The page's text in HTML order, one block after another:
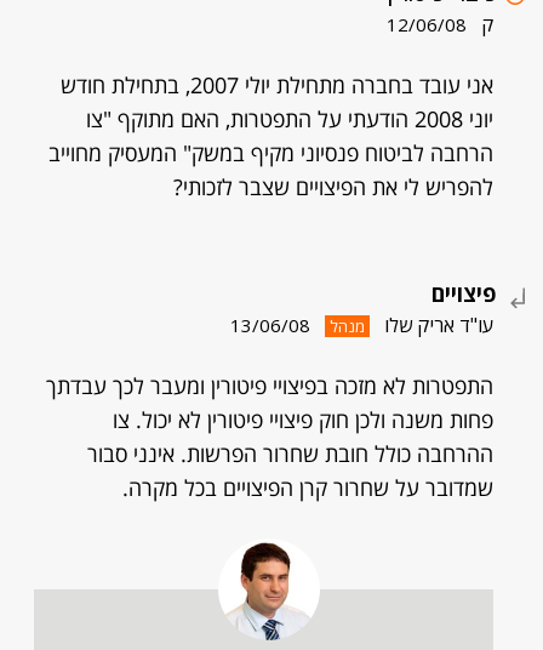
ק 12/06/08
אני עובד בחברה מתחילת יולי 2007, בתחילת חודש
יוני 2008 הודעתי על התפטרות, האם מתוקף "צו
הרחבה לביטוח פנסיוני מקיף במשק" המעסיק מחוייב
להפריש לי את הפיצויים שצבר לזכותי?
פיצויים
עו"ד אריק שלו מנהל 13/06/08
התפטרות לא מזכה בפיצויי פיטורין ומעבר לכך עבדתך
פחות משנה ולכן חוק פיצויי פיטורין לא יכול. צו
ההרחבה כולל חובת שחרור הפרשות. אינני סבור
שמדובר על שחרור קרן הפיצויים בכל מקרה.